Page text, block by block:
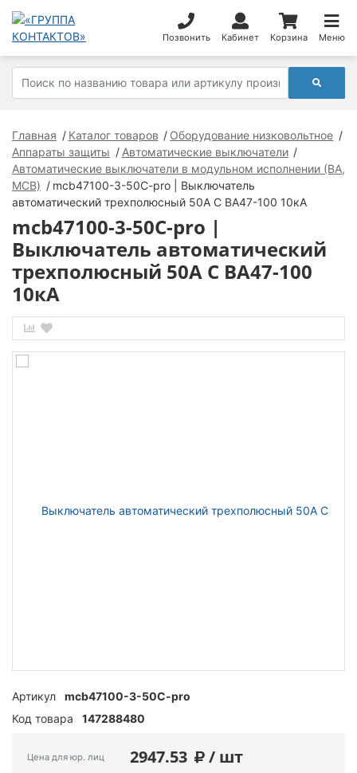
Позвонить Кабинет Корзина Меню
Главная Каталог товаров
Оборудование низковольтное
Аппараты защиты
Автоматические выключатели
Автоматические выключатели в модульном исполнении (ВА,
MCB)
mcb47100-3-50C-pro | Выключатель
автоматический трехполюсный 50А C ВА47-100 10кА
mcb47100-3-50C-pro |
Выключатель автоматический
трехполюсный 50А C ВА47-100
10кА
Артикул
mcb47100-3-50C-pro
Код товара
147288480
Цена для юр. лиц 2947.53 / шт